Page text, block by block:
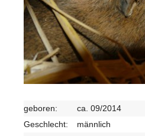
geboren:
ca. 09/2014
Geschlecht:
männlich